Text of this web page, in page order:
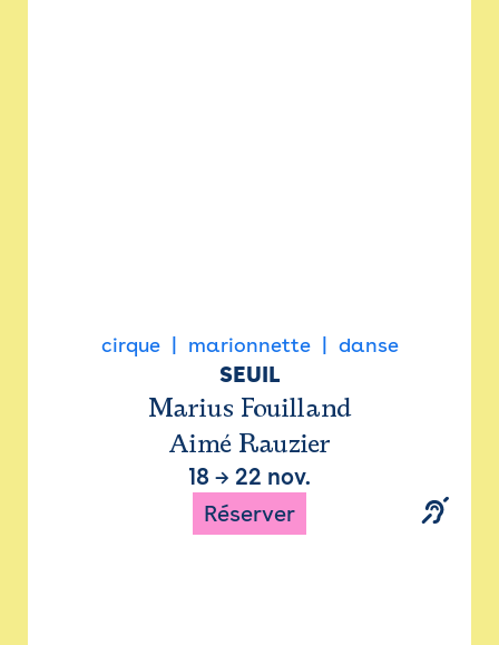
cirque marionnette danse
SEUIL
Marius Fouilland
Aimé Rauzier
18 → 22 nov.
Réserver